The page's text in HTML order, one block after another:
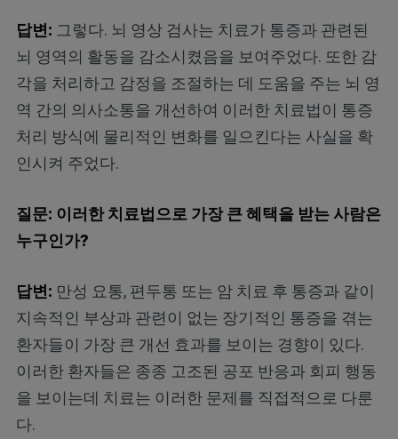
답변: 그렇다. 뇌 영상 검사는 치료가 통증과 관련된
뇌 영역의 활동을 감소시켰음을 보여주었다. 또한 감
각을 처리하고 감정을 조절하는 데 도움을 주는 뇌 영
역 간의 의사소통을 개선하여 이러한 치료법이 통증
처리 방식에 물리적인 변화를 일으킨다는 사실을 확
인시켜 주었다.
질문: 이러한 치료법으로 가장 큰 혜택을 받는 사람은
누구인가?
답변: 만성 요통, 편두통 또는 암 치료 후 통증과 같이
지속적인 부상과 관련이 없는 장기적인 통증을 겪는
환자들이 가장 큰 개선 효과를 보이는 경향이 있다.
이러한 환자들은 종종 고조된 공포 반응과 회피 행동
을 보이는데 치료는 이러한 문제를 직접적으로 다룬
다.